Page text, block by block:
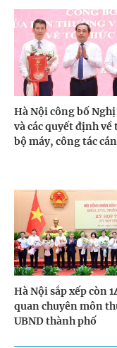
Hà Nội công bố
và các quyết định về
bộ máy, công tác
Hà Nội sắp xếp còn
quan chuyên môn
UBND thành phố